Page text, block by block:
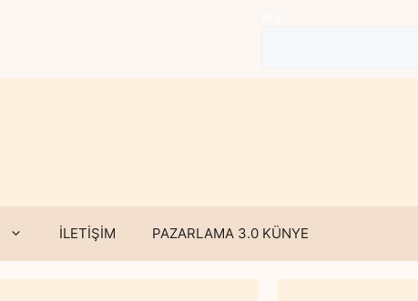
İLETİŞİM PAZARLAMA 3.0 KÜNYE